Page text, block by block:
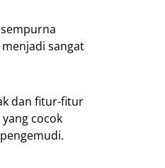
sangat
dan fitur-fitur
cocok